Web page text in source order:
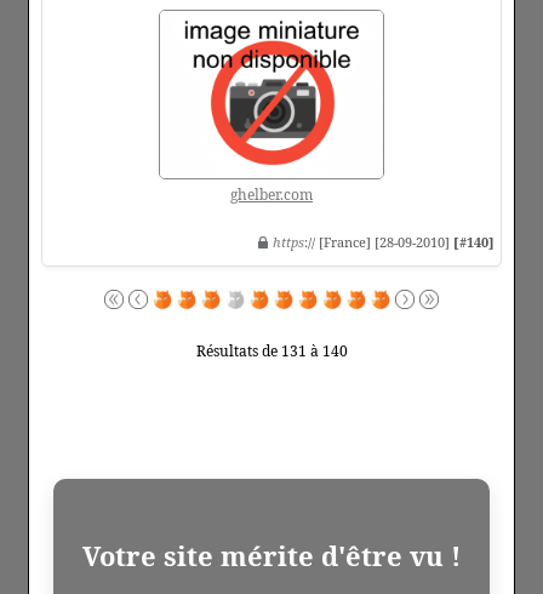
ghelber.com
https:// [France] [28-09-2010] [#140]
Résultats de 131 à 140
Votre site mérite d'être vu !